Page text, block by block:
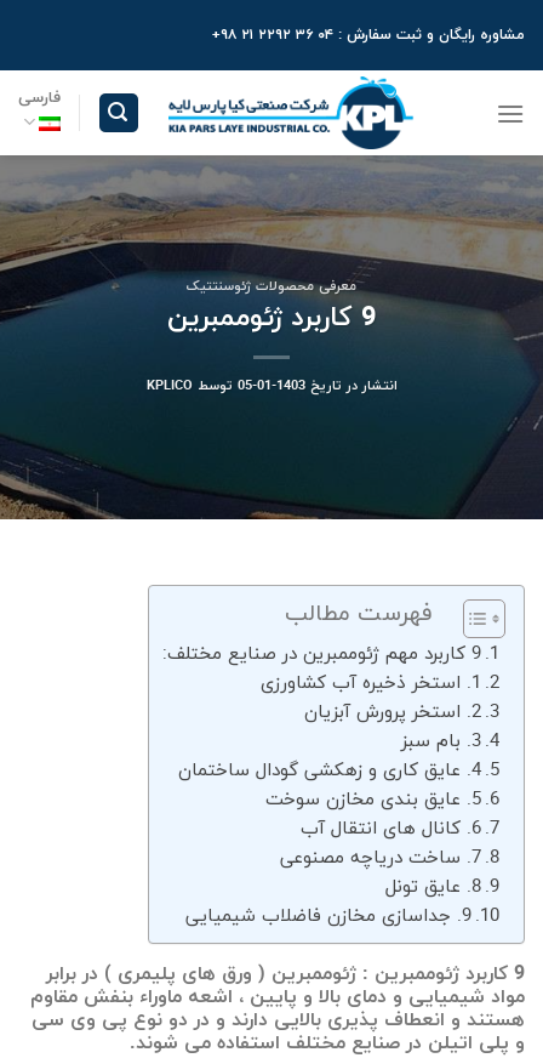
content
مشاوره رایگان و ثبت سفارش : ۰۴ ۳۶ ۲۲۹۲ ۲۱ ۹۸+
فارسی
معرفی محصولات ژئوسنتتیک
9 کاربرد ژئوممبرین
انتشار در تاریخ1403-01-05 توسط KPLICO
فهرست مطالب
9 کاربرد مهم ژئوممبرین در صنایع مختلف:
1. استخر ذخیره آب کشاورزی
2. استخر پرورش آبزیان
3. بام سبز
4. عایق کاری و زهکشی گودال ساختمان
5. عایق بندی مخازن سوخت
6. کانال های انتقال آب
7. ساخت دریاچه مصنوعی
8. عایق تونل
9. جداسازی مخازن فاضلاب شیمیایی
9 کاربرد ژئوممبرین : ژئوممبرین ( ورق های پلیمری ) در برابر
مواد شیمیایی و دمای بالا و پایین ، اشعه ماوراء بنفش مقاوم
هستند و انعطاف پذیری بالایی دارند و در دو نوع پی وی سی
و پلی اتیلن در صنایع مختلف استفاده می شوند.